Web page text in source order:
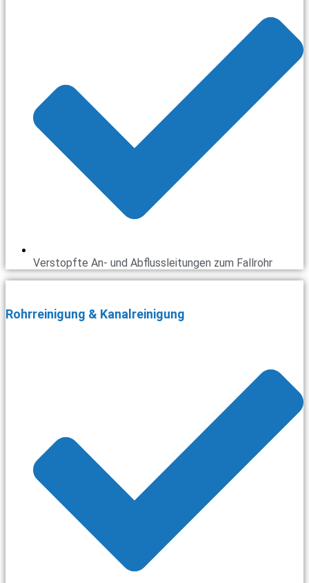
Verstopfte An- und Abflussleitungen zum Fallrohr
Rohrreinigung & Kanalreinigung